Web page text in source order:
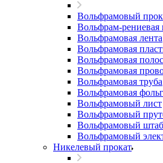
Вольфрамовый
Вольфрам-рениевая
Вольфрамовая лента
Вольфрамовая
Вольфрамовая
Вольфрамовая
Вольфрамовая труба
Вольфрамовая
Вольфрамовый лист
Вольфрамовый
Вольфрамовый
Вольфрамовый
Никелевый прокат